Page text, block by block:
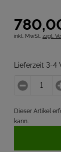
780,
inkl. MwSt. zzgl.
Lieferzeit 3-4
Dieser Artikel
kann.